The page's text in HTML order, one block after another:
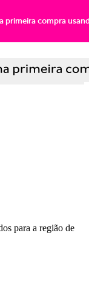
primeira compra
para a região de